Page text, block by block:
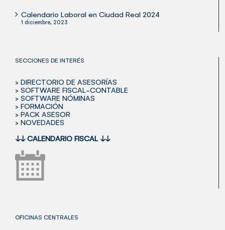
Calendario Laboral en Ciudad Real 2024
1 diciembre, 2023
SECCIONES DE INTERÉS
> DIRECTORIO DE ASESORÍAS
> SOFTWARE FISCAL-CONTABLE
> SOFTWARE NÓMINAS
> FORMACIÓN
> PACK ASESOR
> NOVEDADES
↓↓ CALENDARIO FISCAL ↓↓
OFICINAS CENTRALES